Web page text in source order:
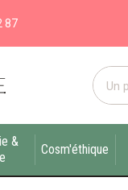
87
Votre
&
Cosm'éthique